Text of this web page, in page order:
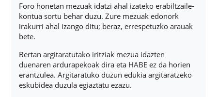
Foro honetan mezuak idatzi ahal izateko erabiltzaile-
kontua sortu behar duzu. Zure mezuak edonork
irakurri ahal izango ditu; beraz, errespetuzko arauak
bete.
Bertan argitaratutako iritziak mezua idazten
duenaren ardurapekoak dira eta HABE ez da horien
erantzulea. Argitaratuko duzun edukia argitaratzeko
eskubidea duzula egiaztatu ezazu.